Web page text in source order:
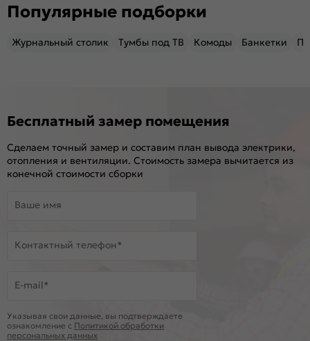
Популярные подборки
Журнальный столик Тумбы под ТВ Комоды Банкетки
Бесплатный замер помещения
Сделаем точный замер и составим план вывода электрики,
отопления и вентиляции. Стоимость замера вычитается из
конечной стоимости сборки
Ваше имя
Контактный телефон*
E-mail*
Указывая свои данные, вы подтверждаете
ознакомление c Политикой обработки
персональных данных